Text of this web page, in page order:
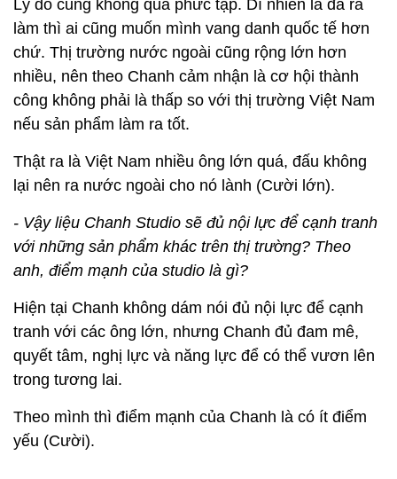
Lý do cũng không quá phức tạp. Dĩ nhiên là đã ra
làm thì ai cũng muốn mình vang danh quốc tế hơn
chứ. Thị trường nước ngoài cũng rộng lớn hơn
nhiều, nên theo Chanh cảm nhận là cơ hội thành
công không phải là thấp so với thị trường Việt Nam
nếu sản phẩm làm ra tốt.
Thật ra là Việt Nam nhiều ông lớn quá, đấu không
lại nên ra nước ngoài cho nó lành (Cười lớn).
- Vậy liệu Chanh Studio sẽ đủ nội lực để cạnh tranh
với những sản phẩm khác trên thị trường? Theo
anh, điểm mạnh của studio là gì?
Hiện tại Chanh không dám nói đủ nội lực để cạnh
tranh với các ông lớn, nhưng Chanh đủ đam mê,
quyết tâm, nghị lực và năng lực để có thể vươn lên
trong tương lai.
Theo mình thì điểm mạnh của Chanh là có ít điểm
yếu (Cười).